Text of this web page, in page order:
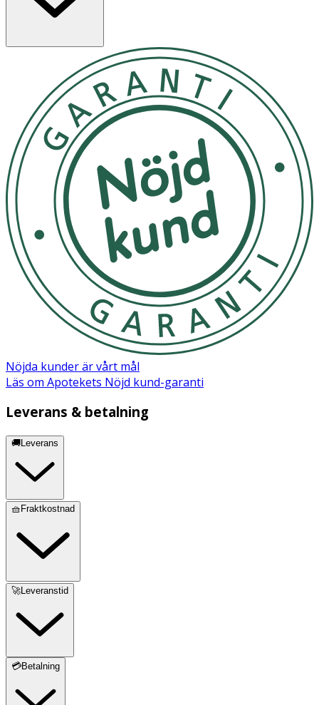
Lämplig ålder: Rekommenderas för barn från 3 år och
direkt solljus och fukt. Säkerhet: Kontrollera regelbundet
att inga delar har lossnat. Ej lämplig för barn under 3 år
på grund av smådelar. Användning: Leksaken är mjuk och
avsedd för kramar, mys och lek. Undvik att dra i armar,
ben eller svans för att förhindra skador.
• Förvara leksaken på en torr plats. • Håll borta från
direkt solljus för att undvika blekning. • Undvik fuktiga
miljöer för att förhindra mögel eller lukt. • Förvara
leksaken i en låda eller på hylla när den inte används. • Ej
lämplig för utomhusbruk i regn eller snö.
OK för gravida och ammande:
Ja
Nöjda kunder är vårt mål
Läs om Apotekets Nöjd kund-garanti
Leverans & betalning
🚚Leverans
🧺Fraktkostnad
🚀Leveranstid
💳Betalning